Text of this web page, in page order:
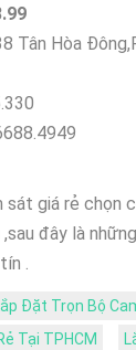
Tân Hòa
sát giá rẻ chọn
đây là
.
Đặt Trọn Bộ
Tại TPHCM